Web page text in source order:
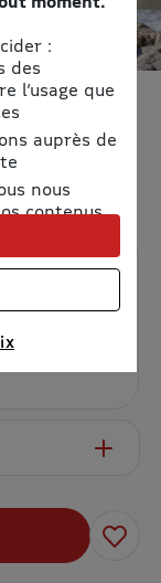
minute pour
2026.
temps
:
des
l’usage que
auprès de
nous
contenus
avec nos
des
de nos